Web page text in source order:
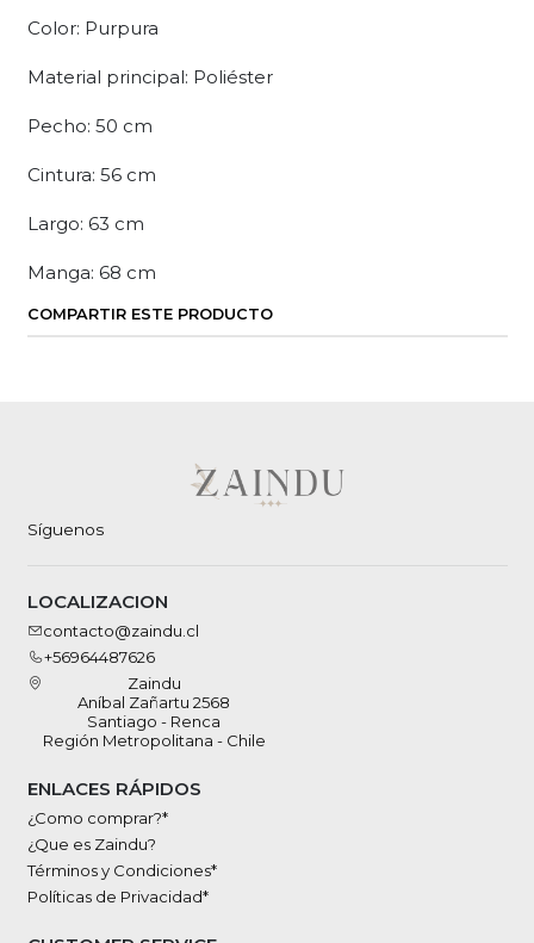
Color: Purpura
Material principal: Poliéster
Pecho: 50 cm
Cintura: 56 cm
Largo: 63 cm
Manga: 68 cm
COMPARTIR ESTE PRODUCTO
Síguenos
LOCALIZACION
contacto@zaindu.cl
+56964487626
Zaindu
Aníbal Zañartu 2568
Santiago - Renca
Región Metropolitana - Chile
ENLACES RÁPIDOS
¿Como comprar?*
¿Que es Zaindu?
Términos y Condiciones*
Políticas de Privacidad*